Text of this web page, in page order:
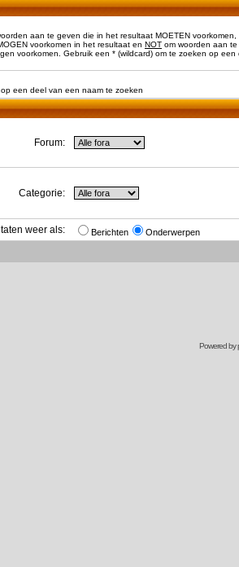
aan te geven die in het resultaat MOETEN voorkomen,
voorkomen in het resultaat en NOT om woorden aan
voorkomen. Gebruik een * (wildcard) om te zoeken op een
een deel van een naam te zoeken
Forum:
Categorie:
weer als: Berichten Onderwerpen
Powered by